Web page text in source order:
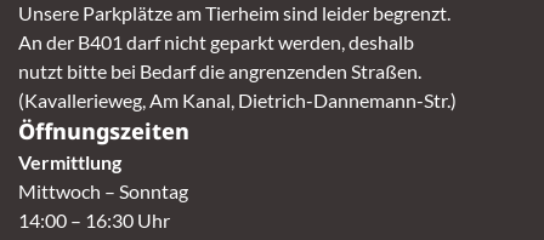
Unsere Parkplätze am Tierheim sind leider begrenzt.
An der B401 darf nicht geparkt werden, deshalb
nutzt bitte bei Bedarf die angrenzenden Straßen.
(Kavallerieweg, Am Kanal, Dietrich-Dannemann-Str.)
Öffnungszeiten
Vermittlung
Mittwoch – Sonntag
14:00 – 16:30 Uhr